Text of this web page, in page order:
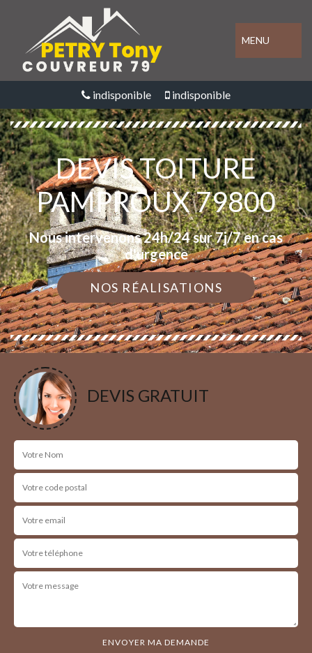
MENU
indisponible indisponible
DEVIS TOITURE
PAMPROUX 79800
Nous intervenons 24h/24 sur 7j/7 en cas
d'urgence
NOS RÉALISATIONS
DEVIS GRATUIT